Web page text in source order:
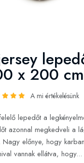
x 200 cm
A mi értékelésünk
lepedőt a
azonnal megkedveli a
Nagy előnye, hogy
vannak ellátva, hogy...